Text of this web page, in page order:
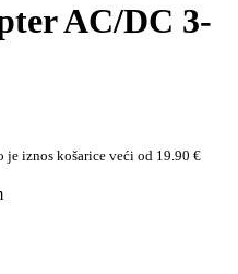
AC/DC 3-
iznos košarice veći od 19.90 €